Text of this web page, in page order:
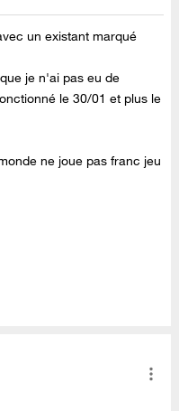
un existant marqué
je n'ai pas eu de
le 30/01 et plus le
ne joue pas franc jeu